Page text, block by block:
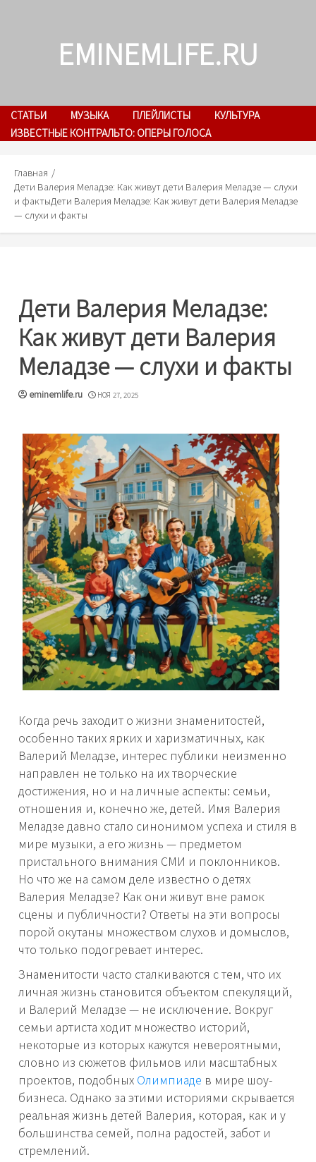
EMINEMLIFE.RU
СТАТЬИ МУЗЫКА ПЛЕЙЛИСТЫ
КУЛЬТУРА
ИЗВЕСТНЫЕ КОНТРАЛЬТО: ОПЕРЫ ГОЛОСА
Главная
Дети Валерия Меладзе: Как живут дети Валерия Меладзе — слухи
и фактыДети Валерия Меладзе: Как живут дети Валерия Меладзе
— слухи и факты
Дети Валерия Меладзе:
Как живут дети Валерия
Меладзе — слухи и факты
eminemlife.ru НОЯ 27, 2025
Когда речь заходит о жизни знаменитостей,
особенно таких ярких и харизматичных, как
Валерий Меладзе, интерес публики неизменно
направлен не только на их творческие
достижения, но и на личные аспекты: семьи,
отношения и, конечно же, детей. Имя Валерия
Меладзе давно стало синонимом успеха и стиля в
мире музыки, а его жизнь — предметом
пристального внимания СМИ и поклонников.
Но что же на самом деле известно о детях
Валерия Меладзе? Как они живут вне рамок
сцены и публичности? Ответы на эти вопросы
порой окутаны множеством слухов и домыслов,
что только подогревает интерес.
Знаменитости часто сталкиваются с тем, что их
личная жизнь становится объектом спекуляций,
и Валерий Меладзе — не исключение. Вокруг
семьи артиста ходит множество историй,
некоторые из которых кажутся невероятными,
словно из сюжетов фильмов или масштабных
проектов, подобных Олимпиаде в мире шоу-
бизнеса. Однако за этими историями скрывается
реальная жизнь детей Валерия, которая, как и у
большинства семей, полна радостей, забот и
стремлений.